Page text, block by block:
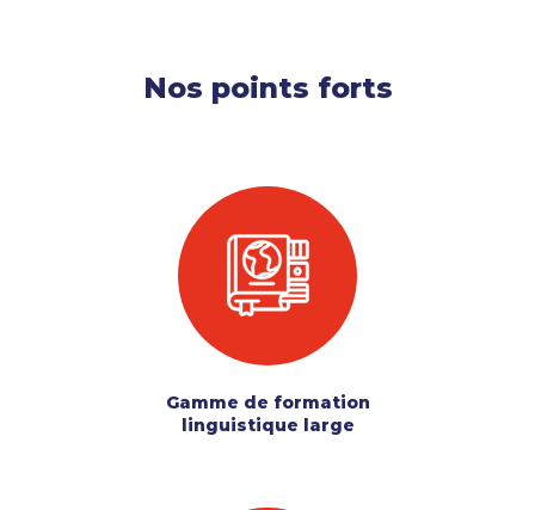
Nos points forts
Gamme de formation
linguistique large